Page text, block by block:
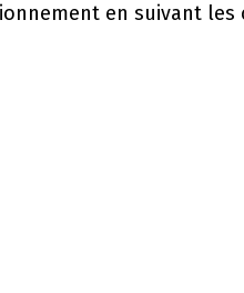
en suivant